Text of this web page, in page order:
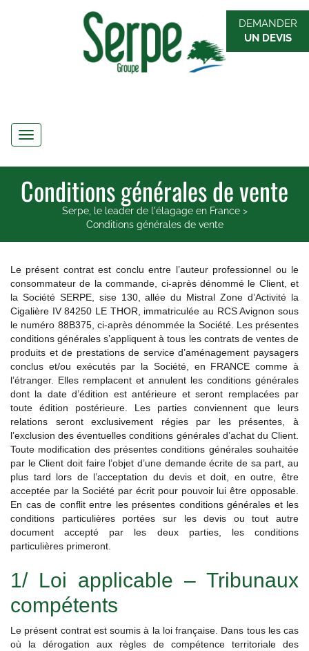
DEMANDER
UN DEVIS
Navigation
Conditions générales de vente
Serpe, le leader de l'élagage en France>
Conditions générales de vente
Le présent contrat est conclu entre l’auteur professionnel ou le
consommateur de la commande, ci-après dénommé le Client, et
la Société SERPE, sise 130, allée du Mistral Zone d’Activité la
Cigalière IV 84250 LE THOR, immatriculée au RCS Avignon sous
le numéro 88B375, ci-après dénommée la Société. Les présentes
conditions générales s’appliquent à tous les contrats de ventes de
produits et de prestations de service d’aménagement paysagers
conclus et/ou exécutés par la Société, en FRANCE comme à
l’étranger. Elles remplacent et annulent les conditions générales
dont la date d’édition est antérieure et seront remplacées par
toute édition postérieure. Les parties conviennent que leurs
relations seront exclusivement régies par les présentes, à
l’exclusion des éventuelles conditions générales d’achat du Client.
Toute modification des présentes conditions générales souhaitée
par le Client doit faire l’objet d’une demande écrite de sa part, au
plus tard lors de l’acceptation du devis et doit, en outre, être
acceptée par la Société par écrit pour pouvoir lui être opposable.
En cas de conflit entre les présentes conditions générales et les
conditions particulières portées sur les devis ou tout autre
document accepté par les deux parties, les conditions
particulières primeront.
1/ Loi applicable – Tribunaux
compétents
Le présent contrat est soumis à la loi française. Dans tous les cas
où la dérogation aux règles de compétence territoriale des